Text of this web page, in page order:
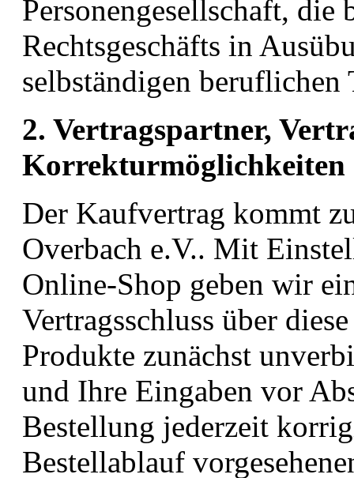
Personengesellschaft, die
Rechtsgeschäfts in
selbständigen
2. Vertragspartner,
Korrekturmöglichkeiten
Der Kaufvertrag kommt
Overbach e.V.. Mit
Online-Shop geben wir
Vertragsschluss über
Produkte zunächst
und Ihre Eingaben vor
Bestellung jederzeit
Bestellablauf